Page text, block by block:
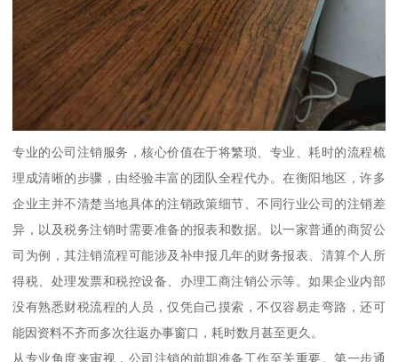
专业的公司注销服务，核心价值在于将繁琐、专业、耗时的流程梳
理成清晰的步骤，由经验丰富的团队全程代办。在衡阳地区，许多
企业主并不清楚当地具体的注销政策细节、不同行业公司的注销差
异，以及税务注销时需要准备的报表和数据。以一家普通的商贸公
司为例，其注销流程可能涉及补申报几年的财务报表、清算个人所
得税、处理发票和税控设备、办理工商注销公示等。如果企业内部
没有熟悉财税流程的人员，仅凭自己摸索，不仅容易走弯路，还可
能因资料不齐而多次往返办事窗口，耗时数月甚至更久。
从专业角度来审视，公司注销的前期准备工作至关重要。第一步通